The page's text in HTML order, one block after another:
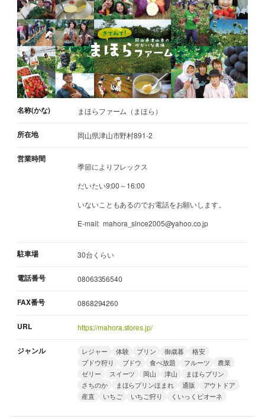
名称(かな) まほらファーム（まほら）
所在地 岡山県津山市野村891-2
営業時間
季節によりフレックス
だいたい9:00～16:00
いないこともあるのでお電話をお願いします。
E-mail: mahora_since2005@yahoo.co.jp
駐車場 30台くらい
電話番号 08063356540
FAX番号 0868294260
URL https://mahora.stores.jp/
ジャンル レジャー 体験 プリン 御歳暮
格安
ブドウ狩り
ブドウ 食べ放題 フルーツ
農業
ゼリー
スイーツ 岡山 津山
まほらプリン
さちのか
まほらプリンほまれ 通販
アウトドア
産直
いちご いちご狩り くいっくピオーネ